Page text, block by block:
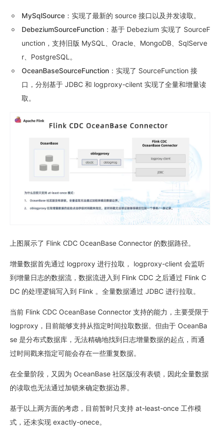
MySqlSource ：实现了最新的 source 接口以及并发读取。
DebeziumSourceFunction ：基于 Debezium 实现了 SourceF
unction，支持旧版 MySQL、Oracle、MongoDB、SqlServe
r、PostgreSQL。
OceanBaseSourceFunction ：实现了 SourceFunction 接
口，分别基于 JDBC 和 logproxy-cilent 实现了全量和增量读
取。
上图展示了 Flink CDC OceanBase Connector 的数据路径。
增量数据首先通过 logproxy 进行拉取， logproxy-client 会监听
到增量日志的数据流，数据流进入到 Flink CDC 之后通过 Flink C
DC 的处理逻辑写入到 Flink 。全量数据通过 JDBC 进行拉取。
当前 Flink CDC OceanBase Connector 支持的能力，主要受限于
logproxy，目前能够支持从指定时间拉取数据。但由于 OceanBa
se 是分布式数据库，无法精确地找到日志增量数据的起点，而通
过时间戳来指定可能会存在一些重复数据。
在全量阶段，又因为 OceanBase 社区版没有表锁，因此全量数据
的读取也无法通过加锁来确定数据边界。
基于以上两方面的考虑，目前暂时只支持 at-least-once 工作模
式，还未实现 exactly-onece。